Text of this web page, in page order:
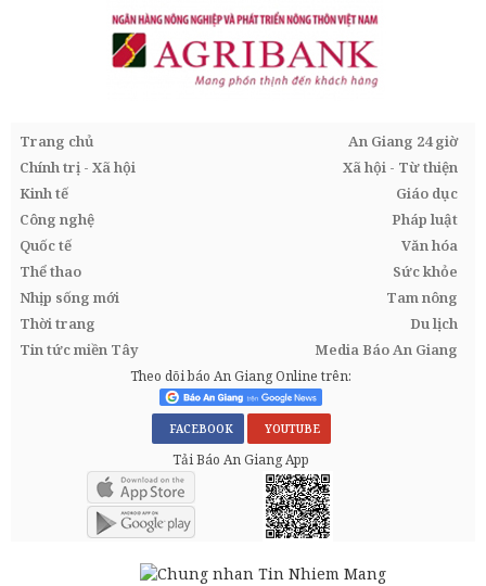
Trang chủ
An Giang 24 giờ
Chính trị - Xã hội
Xã hội - Từ thiện
Kinh tế
Giáo dục
Công nghệ
Pháp luật
Quốc tế
Văn hóa
Thể thao
Sức khỏe
Nhịp sống mới
Tam nông
Thời trang
Du lịch
Tin tức miền Tây
Media Báo An Giang
Theo dõi báo An Giang Online trên:
FACEBOOK YOUTUBE
Tải Báo An Giang App